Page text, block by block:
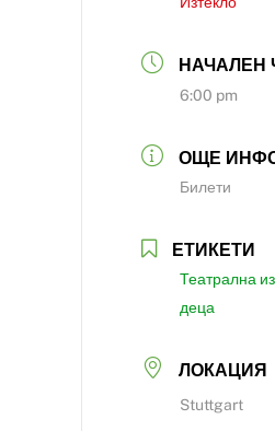
НАЧАЛЕН
6:00 pm
ОЩЕ
Билети
ЕТИКЕТИ
Театрална
деца
ЛОКАЦИЯ
Stuttgart